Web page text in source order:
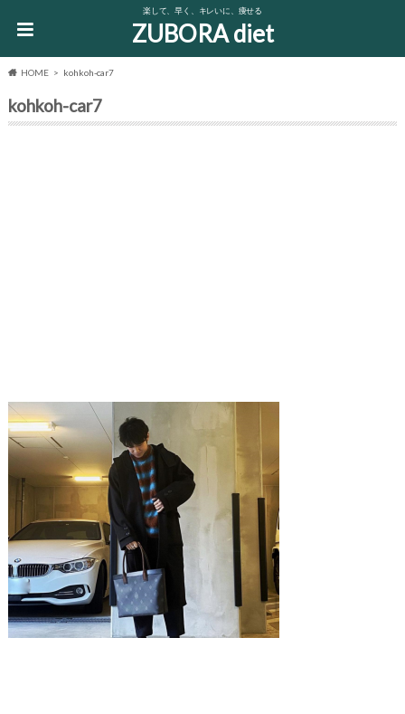
楽して、早く、キレいに、痩せる
ZUBORA diet
HOME kohkoh-car7
kohkoh-car7